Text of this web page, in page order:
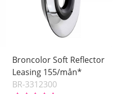
Broncolor Soft Reflector
Leasing 155/mån*
BR-3312300